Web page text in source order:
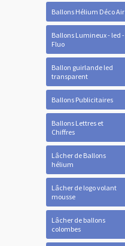
Ballons Hélium Déco Air
Ballons Lumineux - led -
Fluo
Ballon guirlande led
transparent
Ballons Publicitaires
Ballons Lettres et
Chiffres
Lâcher de Ballons
hélium
Lâcher de logo volant
mousse
Lâcher de ballons
colombes